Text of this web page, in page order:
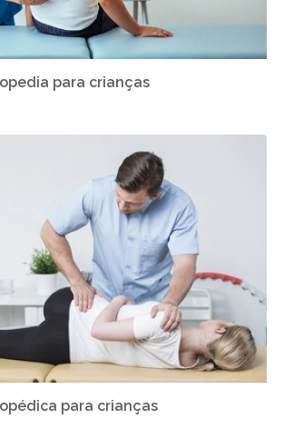
para crianças
para crianças